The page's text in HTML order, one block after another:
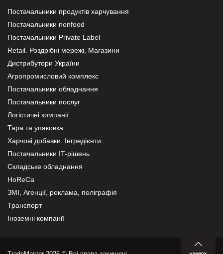
Постачальники продуктів харчування
Постачальники nonfood
Постачальники Private Label
Retail. Роздрібні мережі, Магазини
Дистрибутори України
Агропромисловий комплекс
Постачальники обладнання
Постачальники послуг
Логістичні компанії
Тара та упаковка
Харчові добавки. Інгредієнти.
Постачальники IT-рішень
Складське обладнання
HoReCa
ЗМІ, Агенції, реклама, поліграфія
Транспорт
Іноземні компанії